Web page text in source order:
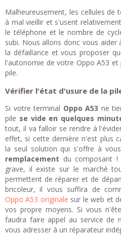
Malheureusement, les cellules de
à mal vieillir et s'usent
le téléphone et le nombre de
subi. Nous allons donc vous
la défaillance et vous proposer
l'autonomie de votre Oppo A53
pile.
Vérifier l'état d'usure de la
Si votre terminal Oppo A53 ne
pile se vide en quelques
tout, il va falloir se rendre à
effet, si cette dernière n'est plus
la seul solution qui s'offre à
remplacement du composant
grave, il existe sur le marché
permettent de réparer et de
bricoleur, il vous suffira de
Oppo A53 originale sur le web et
vos propre moyens. Si vous
faudra faire appel au service de
vous adresser à un réparateur